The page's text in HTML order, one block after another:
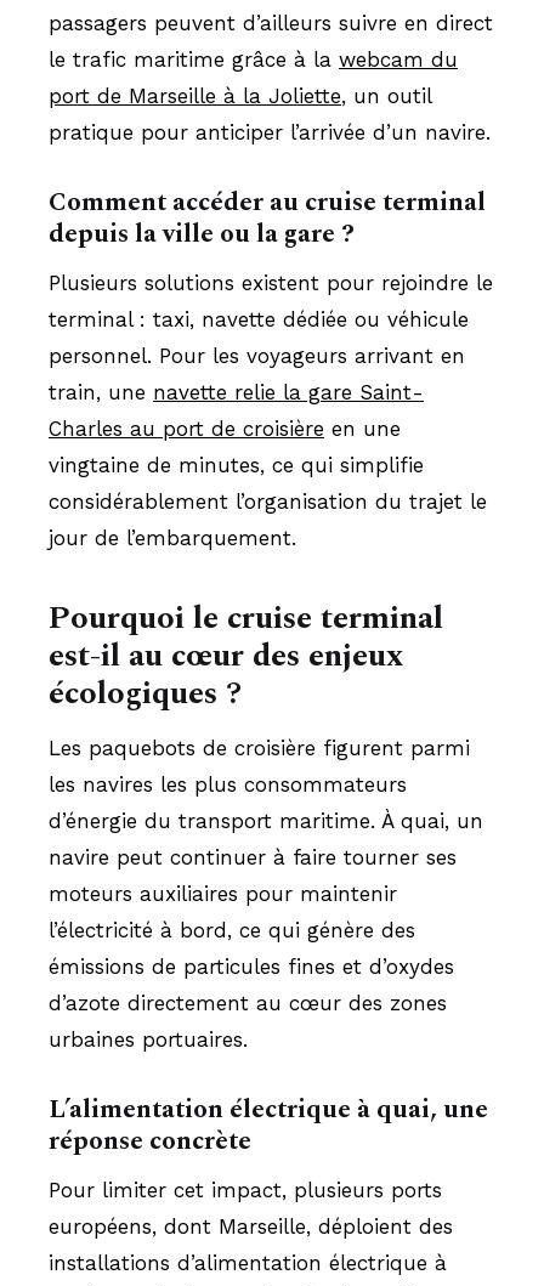
passagers peuvent d’ailleurs suivre en direct
le trafic maritime grâce à la webcam du
port de Marseille à la Joliette, un outil
pratique pour anticiper l’arrivée d’un navire.
Comment accéder au cruise terminal
depuis la ville ou la gare ?
Plusieurs solutions existent pour rejoindre le
terminal : taxi, navette dédiée ou véhicule
personnel. Pour les voyageurs arrivant en
train, une navette relie la gare Saint-
Charles au port de croisière en une
vingtaine de minutes, ce qui simplifie
considérablement l’organisation du trajet le
jour de l’embarquement.
Pourquoi le cruise terminal
est-il au cœur des enjeux
écologiques ?
Les paquebots de croisière figurent parmi
les navires les plus consommateurs
d’énergie du transport maritime. À quai, un
navire peut continuer à faire tourner ses
moteurs auxiliaires pour maintenir
l’électricité à bord, ce qui génère des
émissions de particules fines et d’oxydes
d’azote directement au cœur des zones
urbaines portuaires.
L’alimentation électrique à quai, une
réponse concrète
Pour limiter cet impact, plusieurs ports
européens, dont Marseille, déploient des
installations d’alimentation électrique à